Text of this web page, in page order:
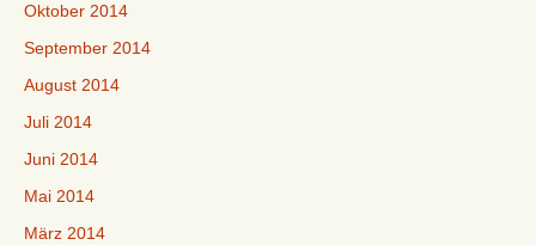
Oktober 2014
September 2014
August 2014
Juli 2014
Juni 2014
Mai 2014
März 2014